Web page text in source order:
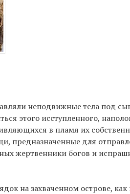
неподвижные тела под
этого исступленного,
в пламя их
предназначенные для
жертвенники богов и
на захваченном острове,